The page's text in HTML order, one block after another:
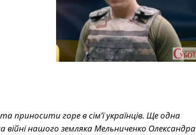
приносити горе в сім’ї українців. Ще одна
нашого земляка Мельниченко Олександра